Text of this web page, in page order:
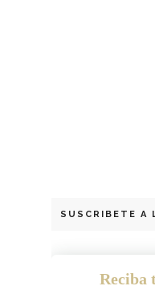
SUSCRIBETE A
Reciba